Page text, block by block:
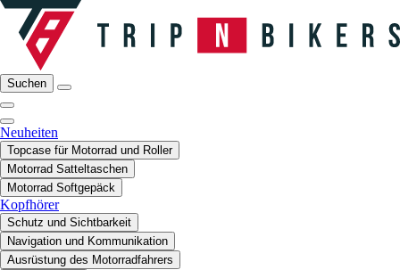
Suchen
Neuheiten
Topcase für Motorrad und Roller
Motorrad Satteltaschen
Motorrad Softgepäck
Kopfhörer
Schutz und Sichtbarkeit
Navigation und Kommunikation
Ausrüstung des Motorradfahrers